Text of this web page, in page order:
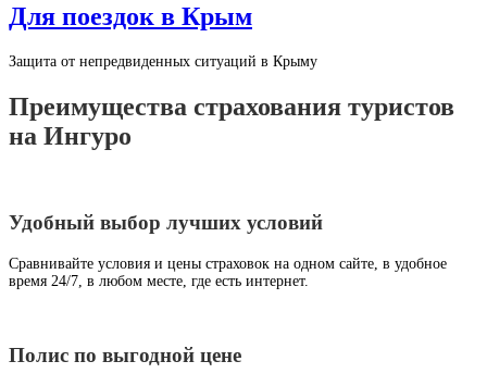
Для поездок в Крым
Защита от непредвиденных ситуаций в Крыму
Преимущества страхования туристов
на Ингуро
Удобный выбор лучших условий
Сравнивайте условия и цены страховок на одном сайте, в удобное
время 24/7, в любом месте, где есть интернет.
Полис по выгодной цене